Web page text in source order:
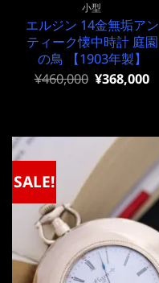
小型
エルジン 14金無垢アン
ティーク懐中時計 庭園
の鳥 【1903年製】
元
¥460,000
た。
¥460,000 現
は
¥460,000
で
¥368,000
SALE!